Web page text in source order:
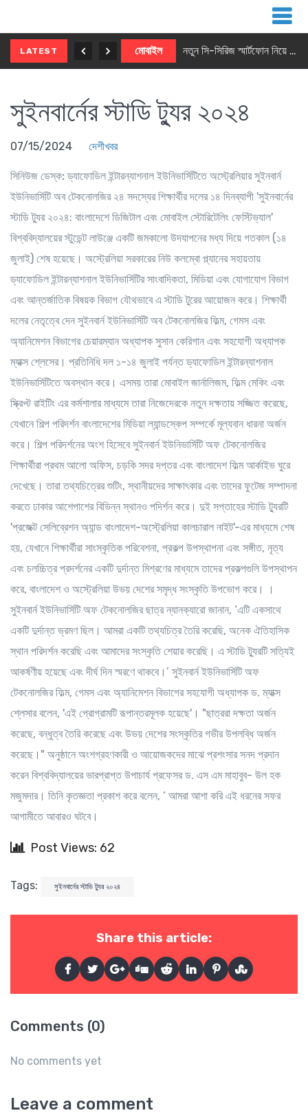
LATEST মোবাইল নতুন সি-সিরিজ স্মার্টফোন নিয়ে আসছে রিয়েলমি
সুইনবার্নের স্টাডি ট্যুর ২০২৪
07/15/2024 দেশীখবর
সিনিউজ ডেস্ক: ড্যাফোডিল ইন্টারন্যাশনাল ইউনিভার্সিটিতে অস্ট্রেলিয়ার সুইনবার্ন
ইউনিভার্সিটি অব টেকনোলজির ২৪ সদস্যের শিক্ষার্থীর দলের ১৪ দিনব্যাপী 'সুইনবার্নের
স্টাডি ট্যুর ২০২৪: বাংলাদেশে ডিজিটাল এবং মোবাইল স্টোরিটেলিং ফেস্টিভ্যাল'
বিশ্ববিদ্যালয়ের স্টুডেন্ট লাউঞ্জে একটি জমকালো উদযাপনের মধ্য দিয়ে গতকাল (১৪
জুলাই) শেষ হয়েছে। অস্ট্রেলিয়া সরকারের নিউ কলম্বো প্ল্যানের সহায়তায়
ড্যাফোডিল ইন্টারন্যাশনাল ইউনিভার্সিটির সাংবাদিকতা, মিডিয়া এবং যোগাযোগ বিভাগ
এবং আন্তর্জাতিক বিষয়ক বিভাগ যৌথভাবে এ স্টাডি টুরের আয়োজন করে। শিক্ষার্থী
দলের নেতৃত্বে দেন সুইনবার্ন ইউনিভার্সিটি অব টেকনোলজির ফিল্ম, গেমস এবং
অ্যানিমেশন বিভাগের চেয়ারম্যান অধ্যাপক সুসান কেরিগান এবং সহযোগী অধ্যাপক
ম্যাক্স শ্লেসের। প্রতিনিধি দল ১-১৪ জুলাই পর্যন্ত ড্যাফোডিল ইন্টারন্যাশনাল
ইউনিভার্সিটিতে অবস্থান করে। এসময় তারা মোবাইল জার্নালিজম, ফিল্ম মেকিং এবং
স্ক্রিপ্ট রাইটিং এর কর্মশালার মাধ্যমে তারা নিজেদেরকে নতুন দক্ষতায় সজ্জিত করেছে,
যেখানে শিল্প পরিদর্শন বাংলাদেশের মিডিয়া ল্যান্ডস্কেপ সম্পর্কে মূল্যবান ধারনা অর্জন
করে। শিল্প পরিদর্শনের অংশ হিসেবে সুইনবার্ন ইউনিভার্সিটি অফ টেকনোলজির
শিক্ষার্থীরা প্রথম আলো অফিস, চড়কি সদর দপ্তর এবং বাংলাদেশ ফিল্ম আর্কাইভ ঘুরে
দেখেছে। তারা তথ্যচিত্রের শুটিং, স্থানীয়দের সাক্ষাৎকার এবং তাদের ফুটেজ সম্পাদনা
করতে ঢাকার আশেপাশের বিভিন্ন স্থানও পদির্শন করে। দুই সপ্তাহের স্টাডি ট্যুরটি
'প্রজেক্ট সেলিব্রেশন অ্যান্ড বাংলাদেশ-অস্ট্রেলিয়া কালচারাল নাইট'-এর মাধ্যমে শেষ
হয়, যেখানে শিক্ষার্থীরা সাংস্কৃতিক পরিবেশনা, প্রকল্প উপস্থাপনা এবং সঙ্গীত, নৃত্য
এবং চলচ্চিত্র প্রদর্শনের একটি দুর্দান্ত মিশ্রণের মাধ্যমে তাদের প্রকল্পগুলি উপস্থাপন
করে, বাংলাদেশ ও অস্ট্রেলিয়া উভয় দেশের সমৃদ্ধ সংস্কৃতি উপভোগ করে। ।
সুইনবার্ন ইউনিভার্সিটি অফ টেকনোলজির ছাত্র ন্যানক্যারো জানান, ‘এটি একসাথে
একটি দুর্দান্ত ভ্রমণ ছিল। আমরা একটি তথ্যচিত্র তৈরি করেছি, অনেক ঐতিহাসিক
স্থান পরিদর্শন করেছি এবং আমাদের সংস্কৃতি শেয়ার করেছি। এ স্টাডি ট্যুরটি সত্যিই
আকর্ষণীয় হয়েছে এবং দীর্ঘ দিন স্মরণে থাকবে।’ সুইনবার্ন ইউনিভার্সিটি অফ
টেকনোলজির ফিল্ম, গেমস এবং অ্যানিমেশন বিভাগের সহযোগী অধ্যাপক ড. ম্যাক্স
শ্লেসার বলেন, 'এই প্রোগ্রামটি রূপান্তরমূলক হয়েছে'। "ছাত্ররা দক্ষতা অর্জন
করেছে, বন্ধুত্ব তৈরি করেছে এবং উভয় দেশের সংস্কৃতির গভীর উপলব্ধি অর্জন
করেছে।" অনুষ্ঠানে অংশগ্রহণকারী ও আয়োজকদের মাঝে প্রশংসার সনদ প্রদান
করেন বিশ্ববিদ্যালয়ের ভারপ্রাপ্ত উপাচার্য প্রফেসর ড. এস এম মাহাবুব- উল হক
মজুমদার। তিনি কৃতজ্ঞতা প্রকাশ করে বলেন, ‘ আমরা আশা করি এই ধরনের সফর
আগামীতে আবারও ঘটবে।
Post Views: 62
Tags: সুইনবার্নের স্টাডি ট্যুর ২০২৪
Share this article:
Comments (0)
No comments yet
Leave a comment